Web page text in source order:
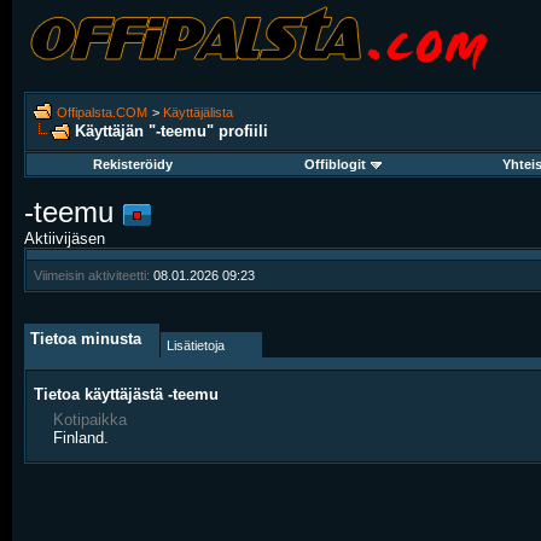
Offipalsta.COM > Käyttäjälista
Käyttäjän "-teemu" profiili
Rekisteröidy Offiblogit
-teemu
Aktiivijäsen
Viimeisin aktiviteetti: 08.01.2026 09:23
Tietoa minusta Lisätietoja
Tietoa käyttäjästä -teemu
Kotipaikka
Finland.